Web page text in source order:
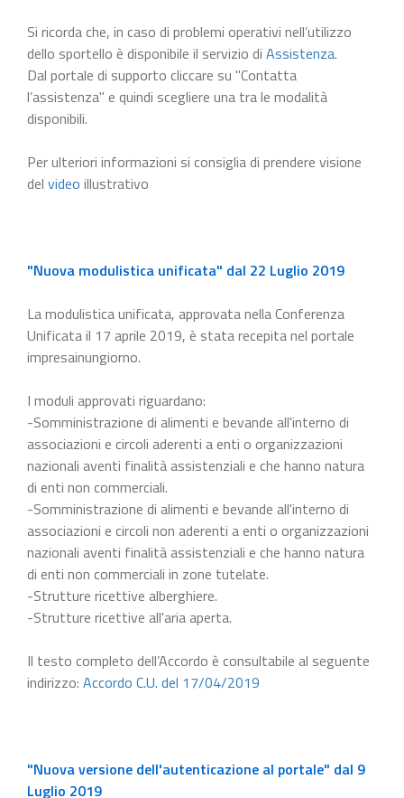
Si ricorda che, in caso di problemi operativi nell’utilizzo
dello sportello è disponibile il servizio di Assistenza.
Dal portale di supporto cliccare su "Contatta
l’assistenza" e quindi scegliere una tra le modalità
disponibili.
Per ulteriori informazioni si consiglia di prendere visione
del video illustrativo
"Nuova modulistica unificata" dal 22 Luglio 2019
La modulistica unificata, approvata nella Conferenza
Unificata il 17 aprile 2019, è stata recepita nel portale
impresainungiorno.
I moduli approvati riguardano:
-Somministrazione di alimenti e bevande all'interno di
associazioni e circoli aderenti a enti o organizzazioni
nazionali aventi finalità assistenziali e che hanno natura
di enti non commerciali.
-Somministrazione di alimenti e bevande all'interno di
associazioni e circoli non aderenti a enti o organizzazioni
nazionali aventi finalità assistenziali e che hanno natura
di enti non commerciali in zone tutelate.
-Strutture ricettive alberghiere.
-Strutture ricettive all'aria aperta.
Il testo completo dell’Accordo è consultabile al seguente
indirizzo: Accordo C.U. del 17/04/2019
"Nuova versione dell'autenticazione al portale" dal 9
Luglio 2019